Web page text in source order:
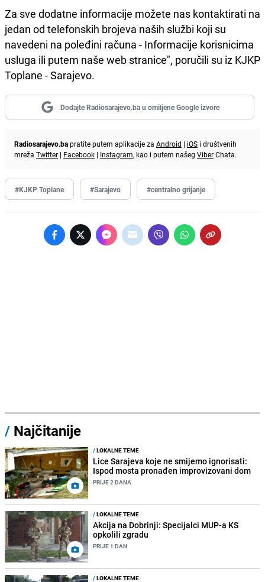
Za sve dodatne informacije možete nas kontaktirati na
jedan od telefonskih brojeva naših službi koji su
navedeni na poleđini računa - Informacije korisnicima
usluga ili putem naše web stranice", poručili su iz KJKP
Toplane - Sarajevo.
Dodajte Radiosarajevo.ba u omiljene Google izvore
Radiosarajevo.bapratite putem aplikacije za Android | iOS i društvenih
mreža Twitter | Facebook | Instagram, kao i putem našeg ViberChata.
#KJKP Toplane #Sarajevo #centralno grijanje
/ Najčitanije
/LOKALNE TEME
Lice Sarajeva koje ne smijemo ignorisati:
Ispod mosta pronađen improvizovani dom
PRIJE 2 DANA
/LOKALNE TEME
Akcija na Dobrinji: Specijalci MUP-a KS
opkolili zgradu
PRIJE 1 DAN
/LOKALNE TEME